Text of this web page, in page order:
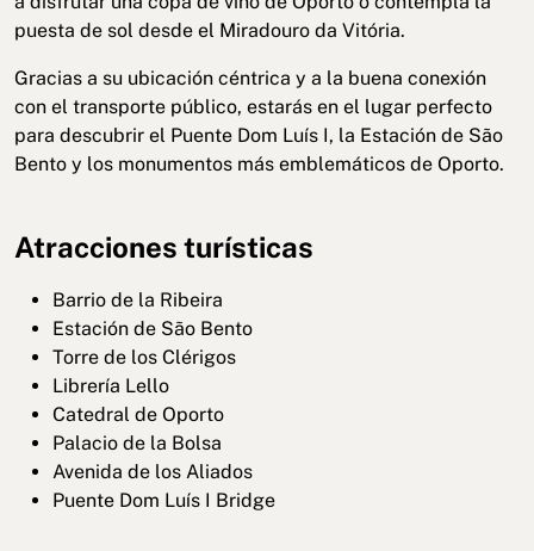
puesta de sol desde el Miradouro da Vitória.
Gracias a su ubicación céntrica y a la buena conexión
con el transporte público, estarás en el lugar perfecto
para descubrir el Puente Dom Luís I, la Estación de São
Bento y los monumentos más emblemáticos de Oporto.
Atracciones turísticas
Barrio de la Ribeira
Estación de São Bento
Torre de los Clérigos
Librería Lello
Catedral de Oporto
Palacio de la Bolsa
Avenida de los Aliados
Puente Dom Luís I Bridge